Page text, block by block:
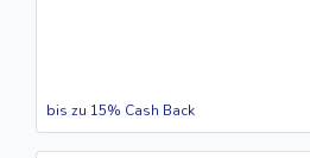
bis zu 15% Cash Back